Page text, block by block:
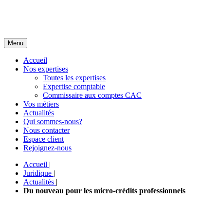
Menu
Accueil
Nos expertises
Toutes les expertises
Expertise comptable
Commissaire aux comptes CAC
Vos métiers
Actualités
Qui sommes-nous?
Nous contacter
Espace client
Rejoignez-nous
Accueil |
Juridique |
Actualités |
Du nouveau pour les micro-crédits professionnels